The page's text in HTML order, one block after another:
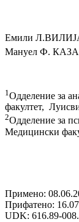
Емили
Мануел Ф.
1 Одделение за
факултет,
2Одделение за
Медицински
Примено:
Прифатено:
UDK: 616.89-